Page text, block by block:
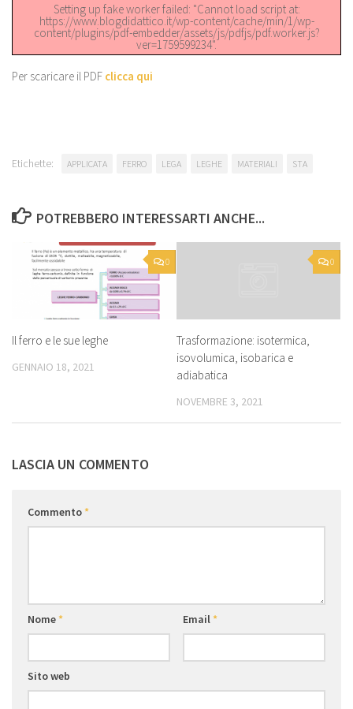
Setting up fake worker failed: "Cannot load script at:
https://www.blogdidattico.it/wp-content/cache/min/1/wp-
content/plugins/pdf-embedder/assets/js/pdfjs/pdf.worker.js?
ver=1759599234".
Per scaricare il PDF clicca qui
Etichette: APPLICATA FERRO LEGA LEGHE MATERIALI STA
POTREBBERO INTERESSARTI ANCHE...
0
Il ferro e le sue leghe
GENNAIO 18, 2021
0
Trasformazione: isotermica,
isovolumica, isobarica e
adiabatica
NOVEMBRE 3, 2021
LASCIA UN COMMENTO
Commento*
Nome* Email*
Sito web